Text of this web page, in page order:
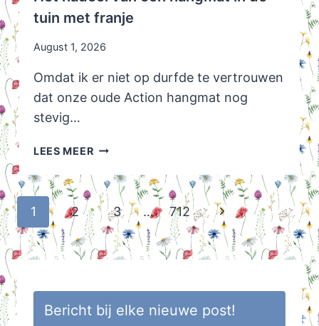
tuin met franje
August 1, 2026
Omdat ik er niet op durfde te vertrouwen
dat onze oude Action hangmat nog
stevig…
LEES MEERHET
VAN
EEN
HANGMAT
IN
DE
TUIN
Page
navigation
1 2 3 … 712
Next
Page
Bericht bij elke nieuwe post!